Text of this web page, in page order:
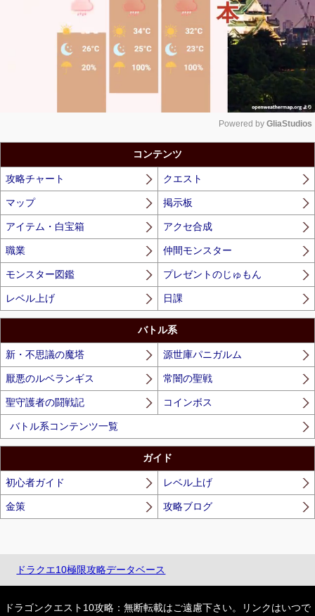
Powered by GliaStudios
コンテンツ
攻略チャート クエスト
マップ 掲示板
アイテム・白宝箱 アクセ合成
職業 仲間モンスター
モンスター図鑑 プレゼントのじゅもん
レベル上げ 日課
バトル系
新・不思議の魔塔 源世庫パニガルム
厭悪のルベランギス 常闇の聖戦
聖守護者の闘戦記 コインボス
バトル系コンテンツ一覧
ガイド
初心者ガイド レベル上げ
金策 攻略ブログ
ドラクエ10極限攻略データベース
ドラゴンクエスト10攻略：無断転載はご遠慮下さい。リンクはいつで